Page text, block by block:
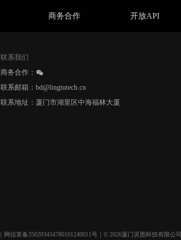
商务合作 开放API
联系我们
商务合作：
联系邮箱：bd@lingtutech.cn
联系地址：厦门市湖里区中海福林大厦
｜网信算备350203434780101240011号｜© 2026厦门灵图科技有限公司